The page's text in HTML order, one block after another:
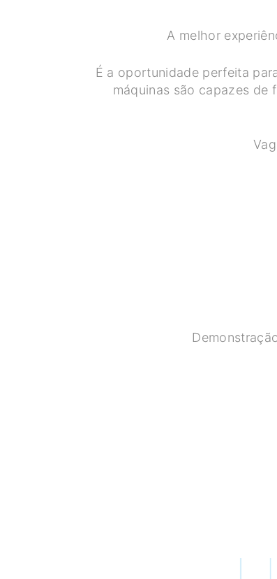
A melhor
É a oportunidade perfeita
máquinas são capazes de